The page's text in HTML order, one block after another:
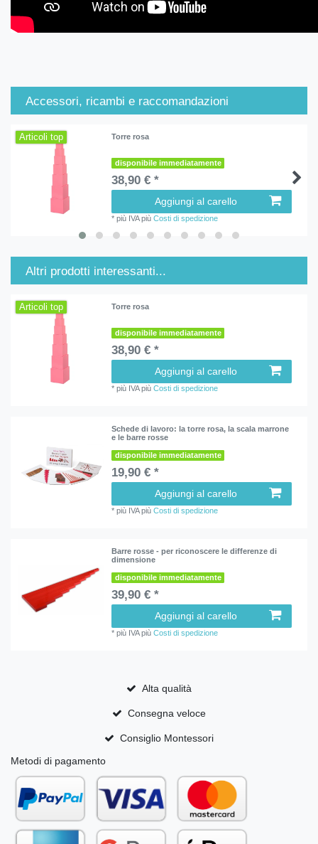
Accessori, ricambi e raccomandazioni
Articoli top Torre rosa
disponibile immediatamente
38,90 € *
Aggiungi al carello
*più IVApiùCosti di spedizione
Altri prodotti interessanti...
Articoli top Torre rosa
disponibile immediatamente
38,90 € *
Aggiungi al carello
*più IVApiùCosti di spedizione
Schede di lavoro: la torre rosa, la scala marrone
e le barre rosse
disponibile immediatamente
19,90 € *
Aggiungi al carello
*più IVApiùCosti di spedizione
Barre rosse - per riconoscere le differenze di
dimensione
disponibile immediatamente
39,90 € *
Aggiungi al carello
*più IVApiùCosti di spedizione
Alta qualità
Consegna veloce
Consiglio Montessori
Metodi di pagamento